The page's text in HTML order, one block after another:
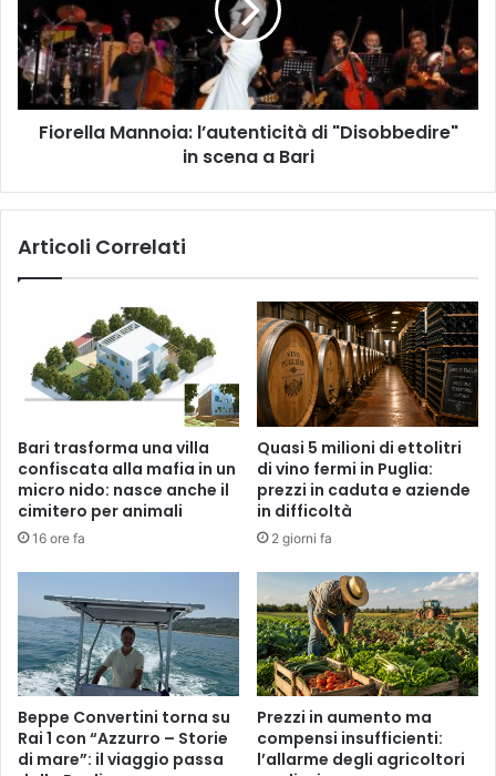
"Disobbedire"
in
scena
a
Bari
Fiorella Mannoia: l’autenticità di "Disobbedire"
in scena a Bari
Articoli Correlati
Bari trasforma una villa
confiscata alla mafia in un
micro nido: nasce anche il
cimitero per animali
16 ore fa
Quasi 5 milioni di ettolitri
di vino fermi in Puglia:
prezzi in caduta e aziende
in difficoltà
2 giorni fa
Beppe Convertini torna su
Rai 1 con “Azzurro – Storie
di mare”: il viaggio passa
Prezzi in aumento ma
compensi insufficienti:
l’allarme degli agricoltori